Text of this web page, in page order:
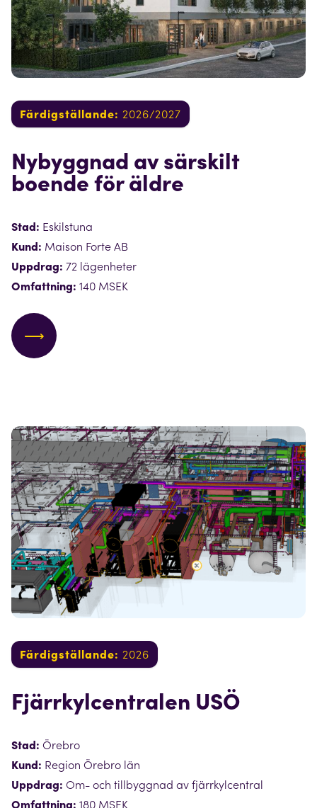
Färdigställande: 2026/2027
Nybyggnad av särskilt
boende för äldre
Stad: Eskilstuna
Kund: Maison Forte AB
Uppdrag: 72 lägenheter
Omfattning: 140 MSEK
⟶
Färdigställande: 2026
Fjärrkylcentralen USÖ
Stad: Örebro
Kund: Region Örebro län
Uppdrag: Om- och tillbyggnad av fjärrkylcentral
Omfattning: 180 MSEK